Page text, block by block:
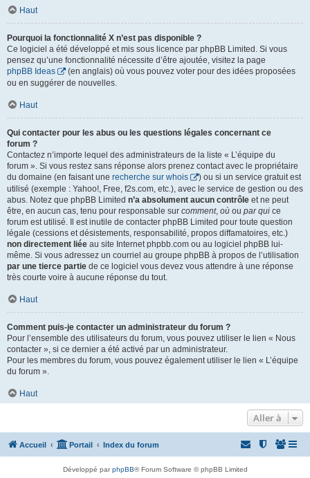
Haut
Pourquoi la fonctionnalité X n’est pas disponible ?
Ce logiciel a été développé et mis sous licence par phpBB Limited. Si vous
pensez qu’une fonctionnalité nécessite d’être ajoutée, visitez la page
phpBB Ideas
(en anglais) où vous pouvez voter pour des idées proposées
ou en suggérer de nouvelles.
Haut
Qui contacter pour les abus ou les questions légales concernant ce
forum ?
Contactez n’importe lequel des administrateurs de la liste « L’équipe du
forum ». Si vous restez sans réponse alors prenez contact avec le propriétaire
du domaine (en faisant une recherche sur whois
) ou si un service gratuit est
utilisé (exemple : Yahoo!, Free, f2s.com, etc.), avec le service de gestion ou des
abus. Notez que phpBB Limited n’a absolument aucun contrôle et ne peut
être, en aucun cas, tenu pour responsable sur comment, où ou par qui ce
forum est utilisé. Il est inutile de contacter phpBB Limited pour toute question
légale (cessions et désistements, responsabilité, propos diffamatoires, etc.)
non directement liée au site Internet phpbb.com ou au logiciel phpBB lui-
même. Si vous adressez un courriel au groupe phpBB à propos de l’utilisation
par une tierce partie de ce logiciel vous devez vous attendre à une réponse
très courte voire à aucune réponse du tout.
Haut
Comment puis-je contacter un administrateur du forum ?
Pour l’ensemble des utilisateurs du forum, vous pouvez utiliser le lien « Nous
contacter », si ce dernier a été activé par un administrateur.
Pour les membres du forum, vous pouvez également utiliser le lien « L’équipe
du forum ».
Haut
Aller à
Accueil Portail Index du forum
Développé parphpBB® Forum Software © phpBB Limited